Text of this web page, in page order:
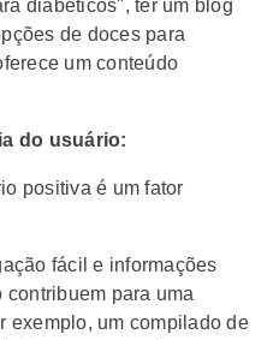
diabéticos", ter um blog
de doces para
um conteúdo
do usuário:
positiva é um fator
fácil e informações
para uma
exemplo, um compilado de